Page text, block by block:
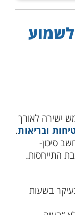
לשמוע
ישירה לאורך
ובריאות.
סיכון-
התייחסות.
בשעות